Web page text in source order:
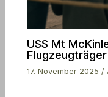
USS Mt
17. November 2025/